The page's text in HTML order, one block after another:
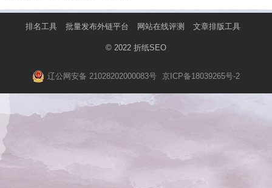
排名工具 批量发布外链平台 网站在线评测 文章排版工具
© 2022 折纸SEO
辽公网安备 21028202000083号 京ICP备18039265号-2